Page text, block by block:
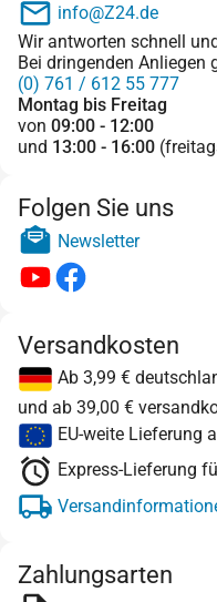
info@Z24.de
Wir antworten schnell
Bei dringenden Anliegen
(0) 761 / 612 55 777
Montag bis Freitag
von 09:00 - 12:00
und 13:00 - 16:00
Folgen Sie uns
Newsletter
Versandkosten
Ab 3,99 €
und ab 39,00 €
EU-weite Lieferung
Express-Lieferung
Zahlungsarten